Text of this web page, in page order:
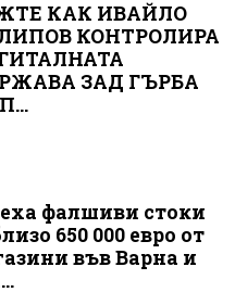
КАК ИВАЙЛО
КОНТРОЛИРА
ЗАД ГЪРБА
фалшиви стоки
650 000 евро от
във Варна и